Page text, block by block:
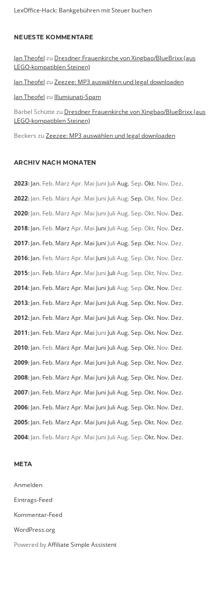
LexOffice-Hack: Bankgebühren mit Steuer buchen
NEUESTE KOMMENTARE
Jan Theofel zu Dresdner Frauenkirche von Xingbao/BlueBrixx (aus
LEGO-kompatiblen Steinen)
Jan Theofel zuZeezee: MP3 auswählen und legal downloaden
Jan Theofel zu Illumiunati-Spam
Bärbel Schütte zu Dresdner Frauenkirche von Xingbao/BlueBrixx (aus
LEGO-kompatiblen Steinen)
Beckers zuZeezee: MP3 auswählen und legal downloaden
ARCHIV NACH MONATEN
2023: Jan. Feb. März Apr. Mai Juni Juli Aug.Sep.Okt. Nov. Dez.
2022: Jan. Feb. März Apr. Mai Juni Juli Aug.Sep.Okt. Nov. Dez.
2020: Jan. Feb. März Apr. Mai Juni Juli Aug.Sep.Okt. Nov. Dez.
2018: Jan. Feb. März Apr. Mai Juni Juli Aug.Sep.Okt. Nov. Dez.
2017: Jan. Feb. März Apr. Mai Juni Juli Aug.Sep.Okt. Nov. Dez.
2016: Jan. Feb. März Apr. Mai Juni Juli Aug.Sep.Okt. Nov. Dez.
2015: Jan. Feb. März Apr. Mai Juni Juli Aug.Sep.Okt. Nov. Dez.
2014: Jan. Feb. März Apr. Mai Juni Juli Aug.Sep.Okt. Nov. Dez.
2013: Jan. Feb. März Apr. Mai Juni Juli Aug.Sep.Okt. Nov. Dez.
2012: Jan. Feb. März Apr. Mai Juni Juli Aug.Sep.Okt. Nov. Dez.
2011: Jan. Feb. März Apr. Mai Juni Juli Aug.Sep.Okt. Nov. Dez.
2010: Jan. Feb. März Apr. Mai Juni Juli Aug.Sep.Okt. Nov. Dez.
2009: Jan. Feb. März Apr. Mai Juni Juli Aug.Sep.Okt. Nov. Dez.
2008: Jan. Feb. März Apr. Mai Juni Juli Aug.Sep.Okt. Nov. Dez.
2007: Jan. Feb. März Apr. Mai Juni Juli Aug.Sep.Okt. Nov. Dez.
2006: Jan. Feb. März Apr. Mai Juni Juli Aug.Sep.Okt. Nov. Dez.
2005: Jan. Feb. März Apr. Mai Juni Juli Aug.Sep.Okt. Nov. Dez.
2004: Jan. Feb. März Apr. Mai Juni Juli Aug.Sep.Okt. Nov. Dez.
META
Anmelden
Eintrags-Feed
Kommentar-Feed
WordPress.org
Powered byAffiliate Simple Assistent